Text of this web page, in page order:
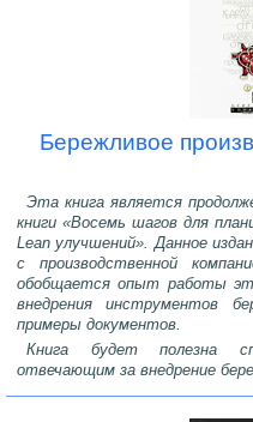
Бережливое
Эта книга является
книги «Восемь шагов для
Lean улучшений». Данное
с производственной
обобщается опыт работы
внедрения инструментов
примеры документов.
Книга будет полезна
отвечающим за внедрение